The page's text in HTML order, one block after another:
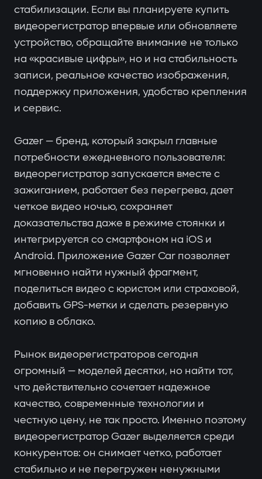
стабилизации. Если вы планируете купить
видеорегистратор впервые или обновляете
устройство, обращайте внимание не только
на «красивые цифры», но и на стабильность
записи, реальное качество изображения,
поддержку приложения, удобство крепления
и сервис.
Gazer — бренд, который закрыл главные
потребности ежедневного пользователя:
видеорегистратор запускается вместе с
зажиганием, работает без перегрева, дает
четкое видео ночью, сохраняет
доказательства даже в режиме стоянки и
интегрируется со смартфоном на iOS и
Android. Приложение Gazer Car позволяет
мгновенно найти нужный фрагмент,
поделиться видео с юристом или страховой,
добавить GPS-метки и сделать резервную
копию в облако.
Рынок видеорегистраторов сегодня
огромный — моделей десятки, но найти тот,
что действительно сочетает надежное
качество, современные технологии и
честную цену, не так просто. Именно поэтому
видеорегистратор Gazer выделяется среди
конкурентов: он снимает четко, работает
стабильно и не перегружен ненужными